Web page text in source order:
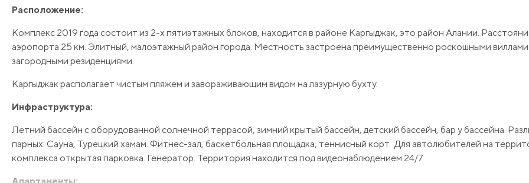
Расположение:
Комплекс 2019 года состоит из 2-х пятиэтажных блоков, находится в районе Каргыджак, это район Алании.
аэропорта 25 км. Элитный, малоэтажный район города. Местность застроена преимущественно роскошными
загородными резиденциями.
Каргыджак располагает чистым пляжем и завораживающим видом на лазурную бухту.
Инфраструктура:
Летний бассейн с оборудованной солнечной террасой, зимний крытый бассейн, детский бассейн, бар у бассейна.
парных: Сауна, Турецкий хамам. Фитнес-зал, баскетбольная площадка, теннисный корт. Для автолюбителей на
комплекса открытая парковка. Генератор. Территория находится под видеонаблюдением 24/7